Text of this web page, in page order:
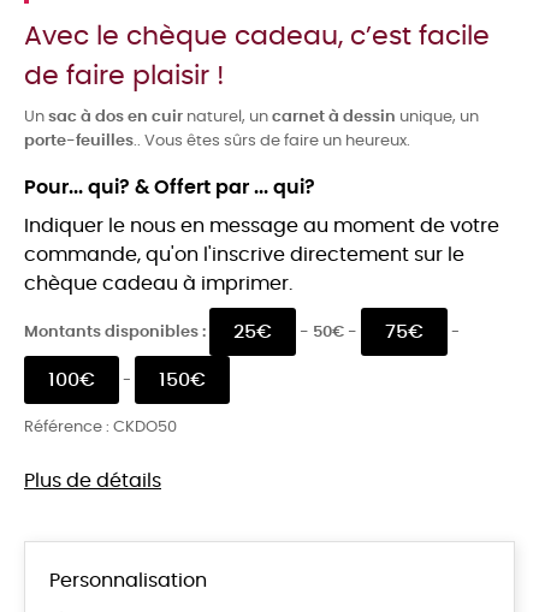
Avec le chèque cadeau, c’est facile
de faire plaisir !
Un sac à dos en cuir naturel, un carnet à dessin unique, un
porte-feuilles .. Vous êtes sûrs de faire un heureux.
Pour... qui? & Offert par ... qui?
Indiquer le nous en message au moment de votre
commande, qu'on l'inscrive directement sur le
chèque cadeau à imprimer.
Montants disponibles : 25€ - 50€ - 75€ -
100€ - 150€
Référence : CKDO50
Plus de détails
Personnalisation